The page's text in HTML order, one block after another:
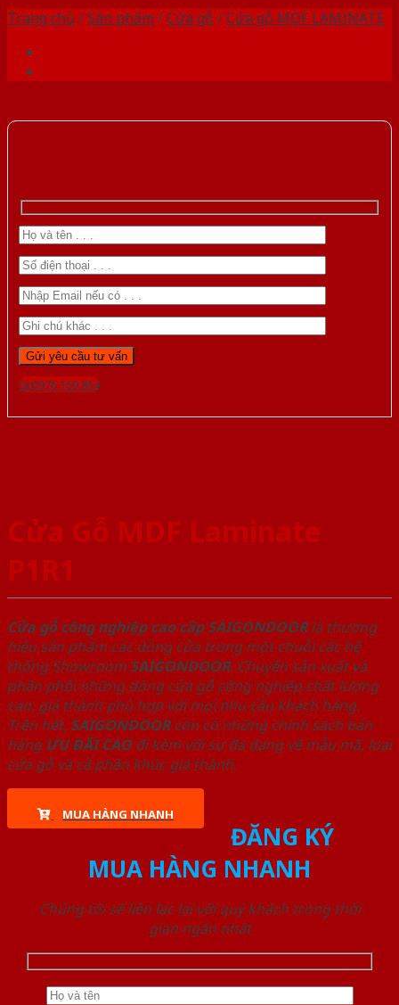
Trang chủ /Sản phẩm /Cửa gỗ /Cửa gỗ MDF LAMINATE
Gọi 0976.169.864
Cửa Gỗ MDF Laminate
P1R1
Cửa gỗ công nghiệp cao cấp SAIGONDOORlà thương
hiệu sản phẩm các dòng cửa trong một chuỗi các hệ
thống Showroom SAIGONDOOR. Chuyên sản xuất và
phân phối những dòng cửa gỗ công nghiệp chất lượng
cao, giá thành phù hợp với mọi nhu cầu khách hàng.
Trên hết, SAIGONDOORcòn có những chính sách bán
hàng ƯU ĐÃI CAOđi kèm với sự đa dạng về mẫu mã, loại
cửa gỗ và cả phân khúc giá thành.
MUA HÀNG NHANH
ĐĂNG KÝ
MUA HÀNG NHANH
Chúng tôi sẽ liên lạc lại với quý khách trong thời
gian ngắn nhất